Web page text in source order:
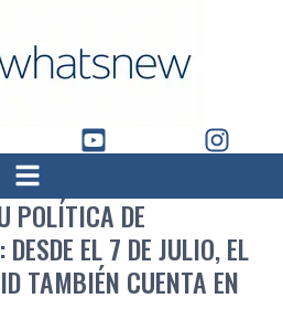
POLÍTICA DE
EL 7 DE JULIO, EL
TAMBIÉN CUENTA EN